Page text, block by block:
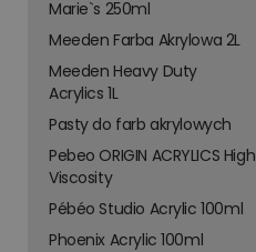
Marie`s 250ml
Meeden Farba Akrylowa 2L
Meeden Heavy Duty
Acrylics 1L
Pasty do farb akrylowych
Pebeo ORIGIN ACRYLICS High
Viscosity
Pébéo Studio Acrylic 100ml
Phoenix Acrylic 100ml